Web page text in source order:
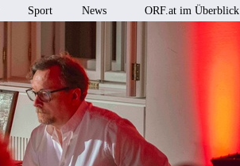
Sport News ORF.at im Überblick